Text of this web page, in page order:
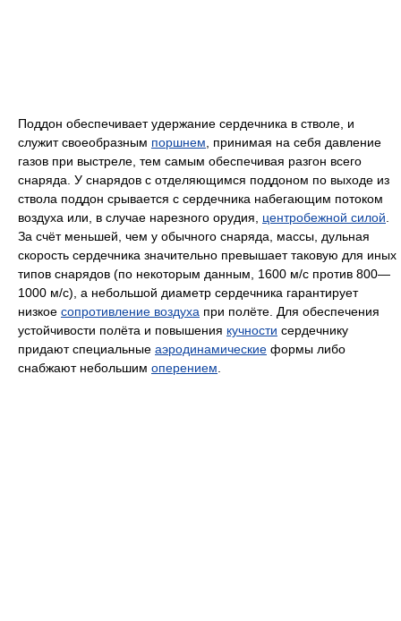
Поддон обеспечивает удержание сердечника в стволе, и
служит своеобразным поршнем , принимая на себя давление
газов при выстреле, тем самым обеспечивая разгон всего
снаряда. У снарядов с отделяющимся поддоном по выходе из
ствола поддон срывается с сердечника набегающим потоком
воздуха или, в случае нарезного орудия, центробежной силой
За счёт меньшей, чем у обычного снаряда, массы, дульная
скорость сердечника значительно превышает таковую для иных
типов снарядов (по некоторым данным, 1600 м/с против 800—
1000 м/c), а небольшой диаметр сердечника гарантирует
низкое сопротивление воздуха при полёте. Для обеспечения
устойчивости полёта и повышения кучности сердечнику
придают специальные аэродинамические формы либо
снабжают небольшим оперением